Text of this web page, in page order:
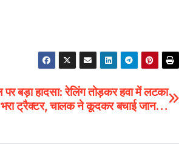
पर बड़ा हादसा: रेलिंग तोड़कर हवा में लटका
ट्रैक्टर, चालक ने कूदकर बचाई जान…